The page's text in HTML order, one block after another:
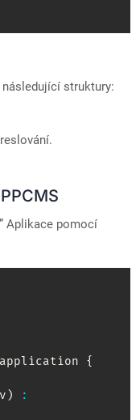
struktury:
Aplikace pomocí
application
{
)
: